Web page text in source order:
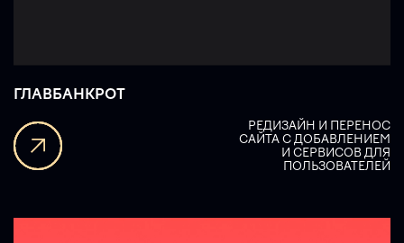
ГЛАВБАНКРОТ
РЕДИЗАЙН И ПЕРЕНОС
САЙТА С ДОБАВЛЕНИЕМ
И СЕРВИСОВ ДЛЯ
ПОЛЬЗОВАТЕЛЕЙ